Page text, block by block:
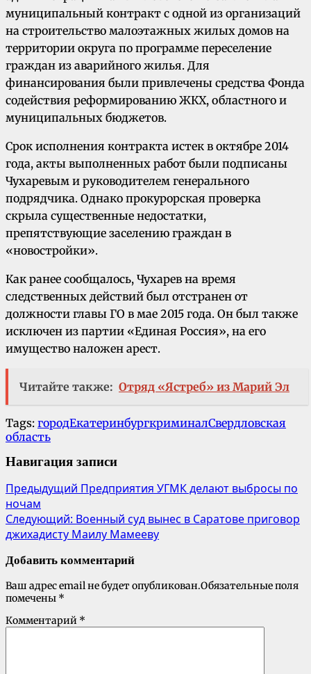
муниципальный контракт с одной из организаций
на строительство малоэтажных жилых домов на
территории округа по программе переселение
граждан из аварийного жилья. Для
финансирования были привлечены средства Фонда
содействия реформированию ЖКХ, областного и
муниципальных бюджетов.
Срок исполнения контракта истек в октябре 2014
года, акты выполненных работ были подписаны
Чухаревым и руководителем генерального
подрядчика. Однако прокурорская проверка
скрыла существенные недостатки,
препятствующие заселению граждан в
«новостройки».
Как ранее сообщалось, Чухарев на время
следственных действий был отстранен от
должности главы ГО в мае 2015 года. Он был также
исключен из партии «Единая Россия», на его
имущество наложен арест.
Читайте также: Отряд «Ястреб» из Марий Эл
Tags: городЕкатеринбургкриминалСвердловская
область
Навигация записи
Предыдущий Предприятия УГМК делают выбросы по
ночам
Следующий: Военный суд вынес в Саратове приговор
джихадисту Маилу Мамееву
Добавить комментарий
Ваш адрес email не будет опубликован.Обязательные поля
помечены *
Комментарий *